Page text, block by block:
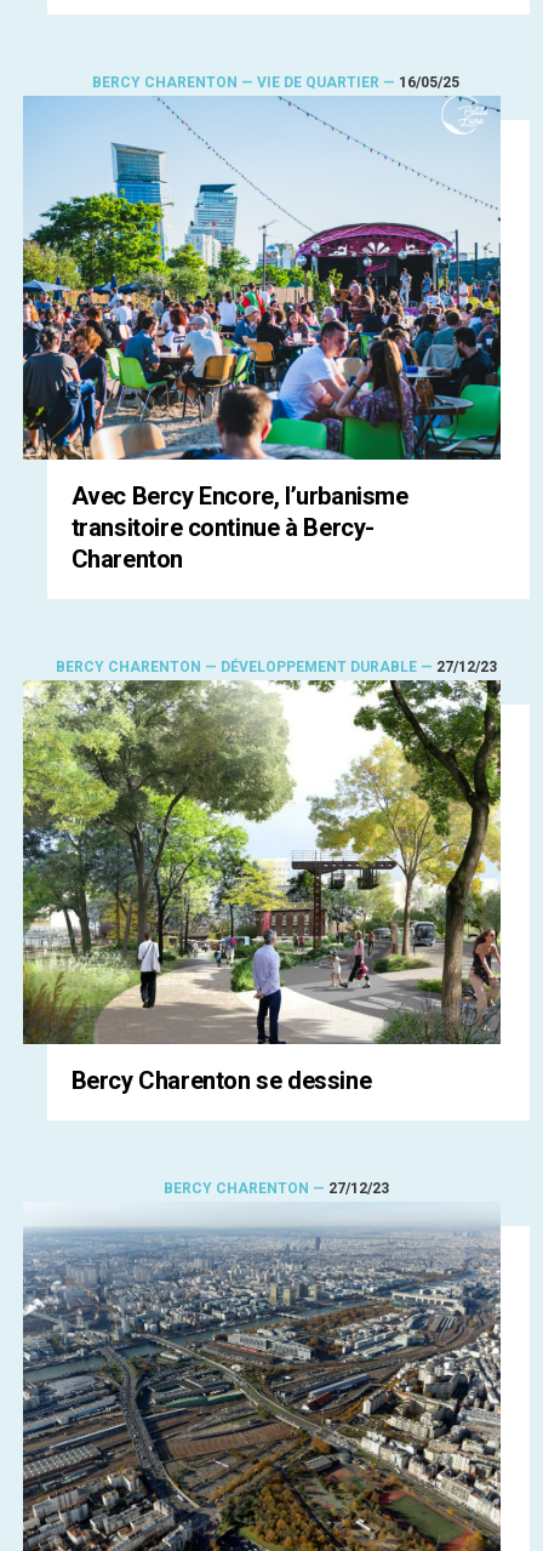
BERCY CHARENTON — VIE DE QUARTIER — 16/05/25
Avec Bercy Encore, l’urbanisme
transitoire continue à Bercy-
Charenton
BERCY CHARENTON — DÉVELOPPEMENT DURABLE — 27/12/23
Bercy Charenton se dessine
BERCY CHARENTON — 27/12/23